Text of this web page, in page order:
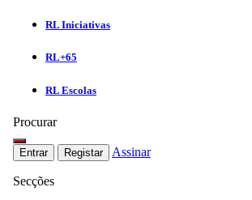
RL Iniciativas
RL+65
RL Escolas
Procurar
Entrar Registar Assinar
Secções